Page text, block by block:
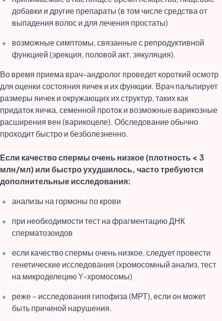
добавки и другие препараты (в том числе средства от
выпадения волос и для лечения простаты)
возможные симптомы, связанные с репродуктивной
функцией (эрекция, половой акт, эякуляция).
Во время приема врач-андролог проведет короткий осмотр
для оценки состояния яичек и их функции. Врач пальпирует
размеры яичек и окружающих их структур, таких как
придаток яичка, семенной проток и возможные варикозные
расширения вен (варикоцеле). Обследование обычно
проходит быстро и безболезненно.
Если качество спермы очень низкое (плотность < 3
млн/мл) или быстро ухудшилось, часто требуются
дополнительные исследования:
анализы на гормоны по крови
при необходимости тест на фрагментацию ДНК
сперматозоидов
если качество спермы очень низкое, следует провести
генетические исследования (хромосомный анализ, тест
на микроделецию Y-хромосомы)
реже – исследования гипофиза (МРТ), если он может
быть причиной нарушения.